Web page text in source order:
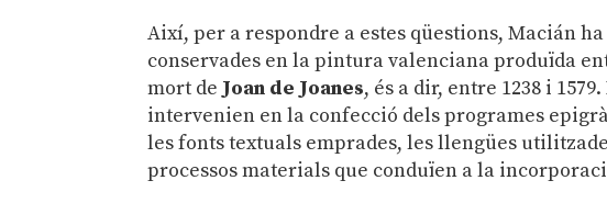
Així, per a respondre a estes qüestions, Macián
conservades en la pintura valenciana produïda
mort de Joan de Joanes, és a dir, entre 1238 i
intervenien en la confecció dels programes
les fonts textuals emprades, les llengües
processos materials que conduïen a la